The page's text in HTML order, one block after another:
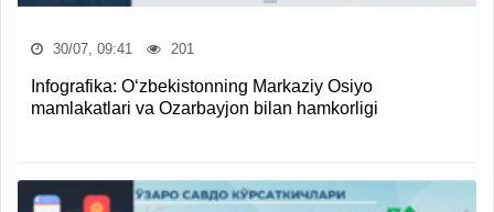
30/07, 09:41 201
Infografika: O‘zbekistonning Markaziy Osiyo
mamlakatlari va Ozarbayjon bilan hamkorligi